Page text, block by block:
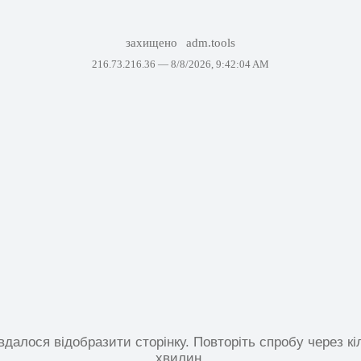
захищено adm.tools
216.73.216.36 — 8/8/2026, 9:42:04 AM
відобразити сторінку. Повторіть спробу через